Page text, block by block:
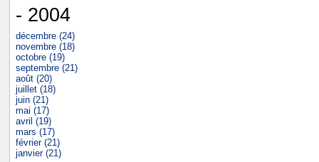
- 2004
décembre (24)
novembre (18)
octobre (19)
septembre (21)
août (20)
juillet (18)
juin (21)
mai (17)
avril (19)
mars (17)
février (21)
janvier (21)